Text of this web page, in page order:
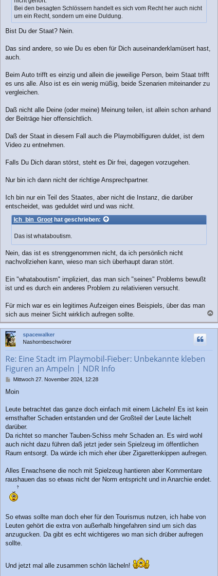
Bei den besagten Schlössern handelt es sich vom Recht her auch nicht
um ein Recht, sondern um eine Duldung.
Bist Du der Staat? Nein.
Das sind andere, so wie Du es eben für Dich auseinanderklamüsert hast,
auch.
Beim Auto trifft es einzig und allein die jeweilige Person, beim Staat trifft
es uns alle. Also ist es ein wenig müßig, beide Szenarien miteinander zu
vergleichen.
Daß nicht alle Deine (oder meine) Meinung teilen, ist allein schon anhand
der Beiträge hier offensichtlich.
Daß der Staat in diesem Fall auch die Playmobilfiguren duldet, ist dem
Video zu entnehmen.
Falls Du Dich daran störst, steht es Dir frei, dagegen vorzugehen.
Nur bin ich dann nicht der richtige Ansprechpartner.
Ich bin nur ein Teil des Staates, aber nicht die Instanz, die darüber
entscheidet, was geduldet wird und was nicht.
Ich_bin_Groothat geschrieben:
Das ist whataboutism.
Nein, das ist es strenggenommen nicht, da ich persönlich nicht
nachvollziehen kann, wieso man sich überhaupt daran stört.
Ein "whataboutism" impliziert, das man sich "seines" Problems bewußt
ist und es durch ein anderes Problem zu relativieren versucht.
Für mich war es ein legitimes Aufzeigen eines Beispiels, über das man
sich aus meiner Sicht wirklich aufregen sollte.
a
c
spacewalker
Nashornbeschwörer
Re: Eine Stadt im Playmobil-Fieber: Unbekannte kleben
Figuren an Ampeln | NDR Info
B
i
r
Mittwoch 27. November 2024, 12:28
Moin
Leute betrachtet das ganze doch einfach mit einem Lächeln! Es ist kein
ernsthafter Schaden entstanden und der Großteil der Leute lächelt
darüber.
Da richtet so mancher Tauben-Schiss mehr Schaden an. Es wird wohl
auch nicht dazu führen daß jetzt jeder sein Spielzeug im öffentlichen
Raum entsorgt. Da würde ich mich eher über Zigarettenkippen aufregen.
Alles Erwachsene die noch mit Spielzeug hantieren aber Kommentare
raushauen das so etwas nicht der Norm entspricht und in Anarchie endet.
So etwas sollte man doch eher für den Tourismus nutzen, ich habe von
Leuten gehört die extra von außerhalb hingefahren sind um sich das
anzugucken. Da gibt es echt wichtigeres wo man sich drüber aufregen
sollte.
Und jetzt mal alle zusammen schön lächeln!